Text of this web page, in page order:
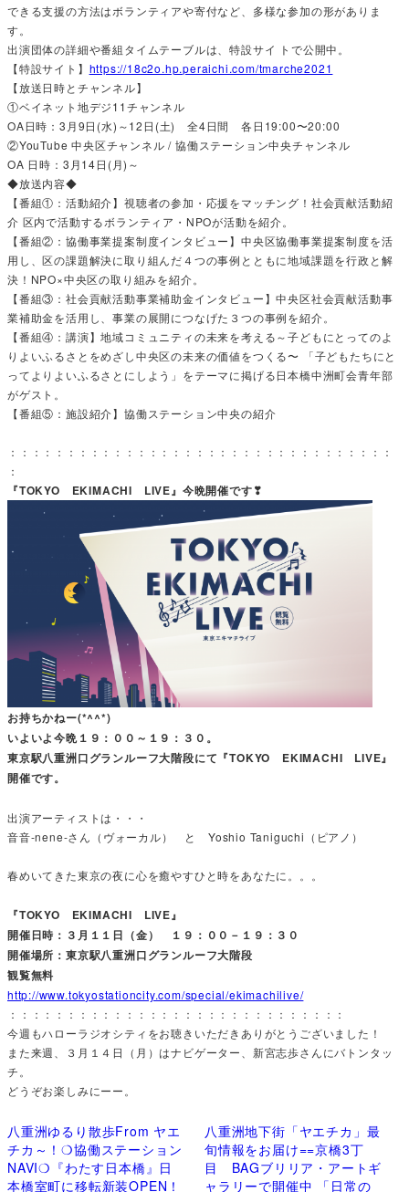
できる支援の方法はボランティアや寄付など、多様な参加の形がありま
す。
出演団体の詳細や番組タイムテーブルは、特設サイ トで公開中。
【特設サイト】 https://18c2o.hp.peraichi.com/tmarche2021
【放送日時とチャンネル】
①ベイネット地デジ11チャンネル
OA日時：3月9日(水)～12日(土) 全4日間 各日19:00〜20:00
②YouTube 中央区チャンネル / 協働ステーション中央チャンネル
OA 日時：3月14日(月)～
◆放送内容◆
【番組①：活動紹介】視聴者の参加・応援をマッチング！社会貢献活動紹
介 区内で活動するボランティア・NPOが活動を紹介。
【番組②：協働事業提案制度インタビュー】中央区協働事業提案制度を活
用し、区の課題解決に取り組んだ４つの事例とともに地域課題を行政と解
決！NPO×中央区の取り組みを紹介。
【番組③：社会貢献活動事業補助金インタビュー】中央区社会貢献活動事
業補助金を活用し、事業の展開につなげた３つの事例を紹介。
【番組④：講演】地域コミュニティの未来を考える～子どもにとってのよ
りよいふるさとをめざし中央区の未来の価値をつくる〜 「子どもたちにと
ってよりよいふるさとにしよう」をテーマに掲げる日本橋中洲町会青年部
がゲスト。
【番組⑤：施設紹介】協働ステーション中央の紹介
：：：：：：：：：：：：：：：：：：：：：：：：：：：：：：：：：
：
『TOKYO EKIMACHI LIVE』今晩開催です❣
お持ちかねー(*^^*)
いよいよ今晩１９：００～１９：３０。
東京駅八重洲口グランルーフ大階段にて『TOKYO EKIMACHI LIVE』
開催です。
出演アーティストは・・・
音音-nene-さん（ヴォーカル） と Yoshio Taniguchi（ピアノ）
春めいてきた東京の夜に心を癒やすひと時をあなたに。。。
『TOKYO EKIMACHI LIVE』
開催日時：３月１１日（金） １９：００－１９：３０
開催場所：東京駅八重洲口グランルーフ大階段
観覧無料
http://www.tokyostationcity.com/special/ekimachilive/
：：：：：：：：：：：：：：：：：：：：：：：：：：：：：
今週もハローラジオシティをお聴きいただきありがとうございました！
また来週、３月１４日（月）はナビゲーター、新宮志歩さんにバトンタッ
チ。
どうぞお楽しみにーー。
八重洲ゆるり散歩From ヤエ
チカ～！❍協働ステーション
NAVI❍『わたす日本橋』日
本橋室町に移転新装OPEN！
八重洲地下街「ヤエチカ」最
旬情報をお届け==京橋3丁
目 BAGブリリア・アートギ
ャラリーで開催中 「日常の